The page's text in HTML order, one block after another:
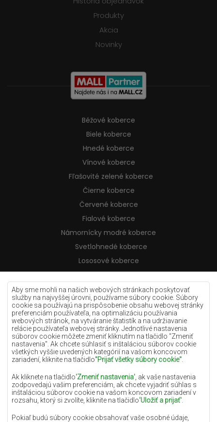
Aby sme mohli na našich webových stránkach poskytovať
služby na najvyššej úrovni, používame súbory cookie. Súbory
cookie sa používajú na prispôsobenie obsahu webovej stránky
preferenciám používateľa, na optimalizáciu používania
webových stránok, na vytváranie štatistík a na udržiavanie
relácie používateľa webovej stránky. Jednotlivé nastavenia
súborov cookie môžete zmeniť kliknutím na tlačidlo "Zmeniť
nastavenia". Ak chcete súhlasiť s inštaláciou súborov cookie
všetkých vyššie uvedených kategórií na vašom koncovom
zariadení, kliknite na tlačidlo"Prijať všetky súbory cookie"
Ak kliknete na tlačidlo'Zmeniť nastavenia' , ak vaše nastavenia
zodpovedajú vašim preferenciám, ak chcete vyjadriť súhlas s
inštaláciou súborov cookie na vašom koncovom zariadení v
rozsahu, ktorý si zvolíte, kliknite na tlačidlo'Uložiť a prijať'
Pokiaľ budú súbory cookie obsahovať vaše osobné údaje,
Produkty
Akcia
Novinky
Béžové koberce
Biele koberce
Hnedé koberce
Vínové koberce
Fľašovité zelené koberce
Čierne koberce
Červené koberce
Fialové koberce
Námornícky modré koberce
Svetlohnedé koberce
Lososové koberce
Krémové koberce
Lilac koberce
Žlté koberce
Mätové koberce
Modré koberce
Oranžové koberce
Ružové koberce
Šedé koberce
Terakotové koberce
Zelené koberce
Zlaté koberce